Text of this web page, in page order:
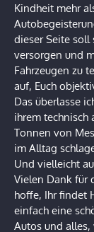
Kindheit mehr
dieser Seite soll
versorgen und
Fahrzeugen zu
auf, Euch
Das überlasse
ihrem technisch
Tonnen von
im Alltag
Und vielleicht
Vielen Dank für
hoffe, Ihr findet
einfach eine
Autos und alles,